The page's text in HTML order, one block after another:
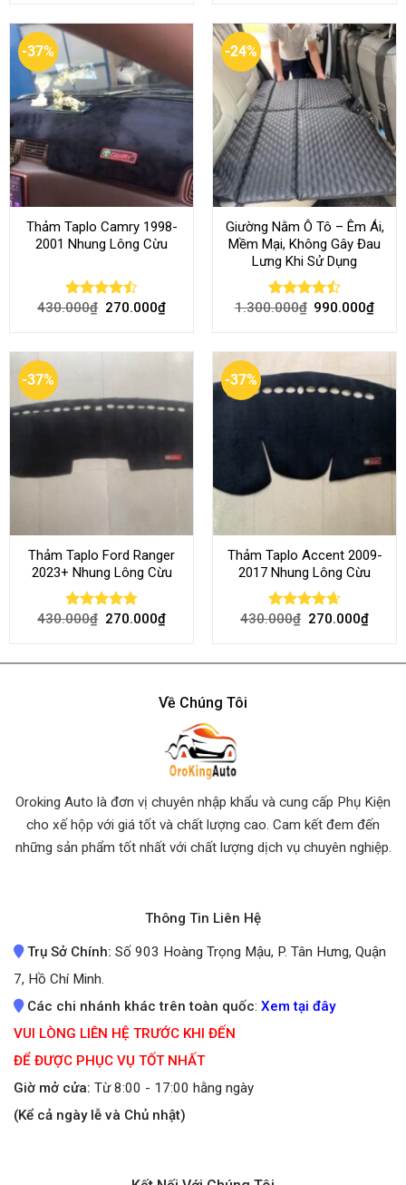
-37%
Thảm Taplo Camry 1998-
2001 Nhung Lông Cừu
Rated
430.000₫ 270.000₫
-24%
Giường Nằm Ô Tô – Êm Ái,
Mềm Mại, Không Gây Đau
Lưng Khi Sử Dụng
Rated
1.300.000₫ 990.000₫
-37%
Thảm Taplo Ford Ranger
2023+ Nhung Lông Cừu
Rated 4.80
430.000₫ 270.000₫
-37%
Thảm Taplo Accent 2009-
2017 Nhung Lông Cừu
Rated 4.64
430.000₫ 270.000₫
Về Chúng Tôi
Oroking Auto là đơn vị chuyên nhập khẩu và cung cấp Phụ Kiện
cho xế hộp với giá tốt và chất lượng cao. Cam kết đem đến
những sản phẩm tốt nhất với chất lượng dịch vụ chuyên nghiệp.
Thông Tin Liên Hệ
Trụ Sở Chính: Số 903 Hoàng Trọng Mậu, P. Tân Hưng, Quận
7, Hồ Chí Minh.
Các chi nhánh khác trên toàn quốc: Xem tại đây
VUI LÒNG LIÊN HỆ TRƯỚC KHI ĐẾN
ĐỂ ĐƯỢC PHỤC VỤ TỐT NHẤT
Giờ mở cửa: Từ 8:00 - 17:00 hằng ngày
(Kể cả ngày lễ và Chủ nhật)